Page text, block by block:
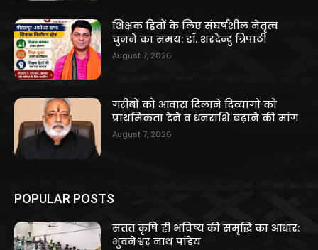
शिक्षक हितों के लिए संघर्षशील नेतृत्व
चुनने का समय: डॉ. शरदेन्दु त्रिपाठी
August 7, 2026
गरीबों को आवास दिलाने दिव्यांगों को
प्राथमिकता देने व धनराशि बढ़ाने की मांग
August 7, 2026
POPULAR POSTS
सतत कृषि ही भविष्य की समृद्धि का आधार:
भुवनेश्वर नाथ पांडेय